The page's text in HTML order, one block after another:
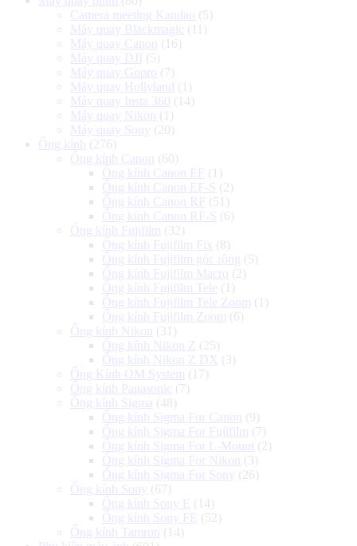
Camera meeting Kandao (5)
Máy quay Blackmagic (11)
Máy quay Canon
(16)
Máy quay DJI (5)
Máy quay Gopro (7)
Máy quay Hollyland
(1)
Máy quay Insta 360 (14)
Máy quay Nikon
(1)
Máy quay Sony (20)
Ống kính
(276)
Ống kính Canon
(60)
Ống kính Canon EF
(1)
Ống kính Canon EF-S (2)
Ống kính Canon RF
(51)
Ống kính Canon RF-S (6)
Ống kính Fujifilm (32)
Ống kính Fujifilm Fix (8)
Ống kính Fujifilm góc rộng (5)
Ống kính Fujifilm Macro (2)
Ống kính Fujifilm Tele (1)
Ống kính Fujifilm Tele Zoom (1)
Ống kính Fujifilm Zoom (6)
Ống kính Nikon
(31)
Ống kính Nikon Z (25)
Ống kính Nikon Z DX (3)
Ống Kính OM System (17)
Ống kính Panasonic (7)
Ống kính Sigma (48)
Ống kính Sigma For Canon
(9)
Ống kính Sigma For Fujifilm (7)
Ống kính Sigma For L-Mount (2)
Ống kính Sigma For Nikon
(3)
Ống kính Sigma For Sony (26)
Ống kính Sony (67)
Ống kính Sony E
(14)
Ống kính Sony FE
(52)
Ống kính Tamron
(14)